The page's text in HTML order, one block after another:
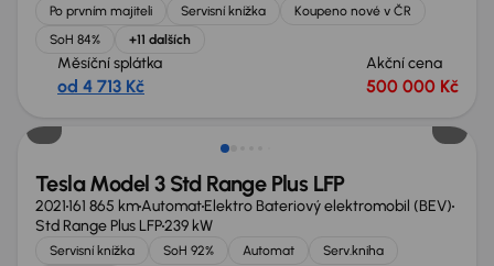
Po prvním majiteli Servisní knížka
Koupeno nové v ČR
SoH 84%
+11 dalších
Měsíční splátka
od 4 713 Kč
Akční cena
500 000 Kč
Zlevněno o 30 000 Kč
Tesla Model 3 Std Range Plus LFP
2021161 865 kmAutomatElektro Bateriový elektromobil (BEV)
Std Range Plus LFP239 kW
Servisní knížka SoH 92% Automat
Serv.kniha